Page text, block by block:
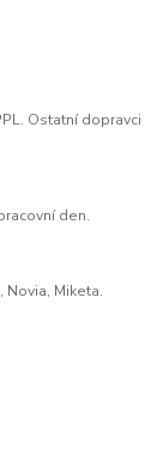
Ostatní dopravci
den.
Novia, Miketa.